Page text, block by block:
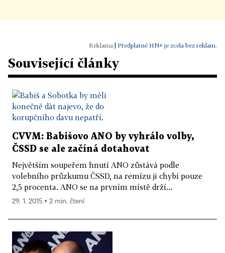
Předplatné HN+ je zcela bez reklam.
Související články
CVVM: Babišovo ANO by vyhrálo volby,
ČSSD se ale začíná dotahovat
Největším soupeřem hnutí ANO zůstává podle
volebního průzkumu ČSSD, na remízu ji chybí pouze
2,5 procenta. ANO se na prvním místě drží...
29. 1. 2015 ▪ 2 min. čtení